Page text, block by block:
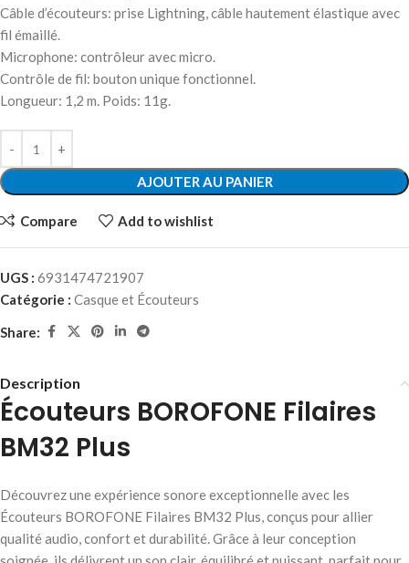
Câble d’écouteurs: prise Lightning, câble hautement élastique avec
fil émaillé.
Microphone: contrôleur avec micro.
Contrôle de fil: bouton unique fonctionnel.
Longueur: 1,2 m. Poids: 11g.
AJOUTER AU PANIER
Compare Add to wishlist
UGS : 6931474721907
Catégorie : Casque et Écouteurs
Share:
Description
Écouteurs BOROFONE Filaires
BM32 Plus
Découvrez une expérience sonore exceptionnelle avec les
Écouteurs BOROFONE Filaires BM32 Plus, conçus pour allier
qualité audio, confort et durabilité. Grâce à leur conception